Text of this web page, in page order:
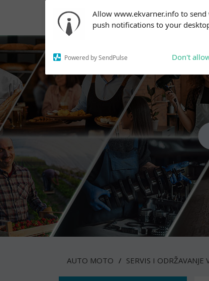
Allow www.ekvarner.info to send
push notifications to your
Powered by SendPulse Don't
notifications!
To enable permission prompts, click
on the notification icon
AUTO MOTO SERVIS I ODRŽAVANJE